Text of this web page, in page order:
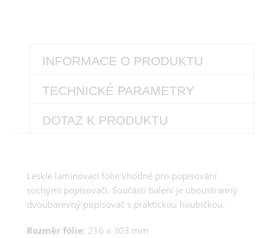
INFORMACE O PRODUKTU
TECHNICKÉ PARAMETRY
DOTAZ K PRODUKTU
Lesklé laminovací fólie vhodné pro popisování
suchými popisovači. Součástí balení je oboustranný
dvoubarevný popisovač s praktickou houbičkou.
Rozměr fólie: 216 x 303 mm